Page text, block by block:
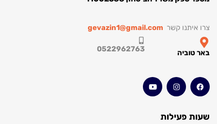
קשרgevazin1@gmail.com
0522962763
פעילות